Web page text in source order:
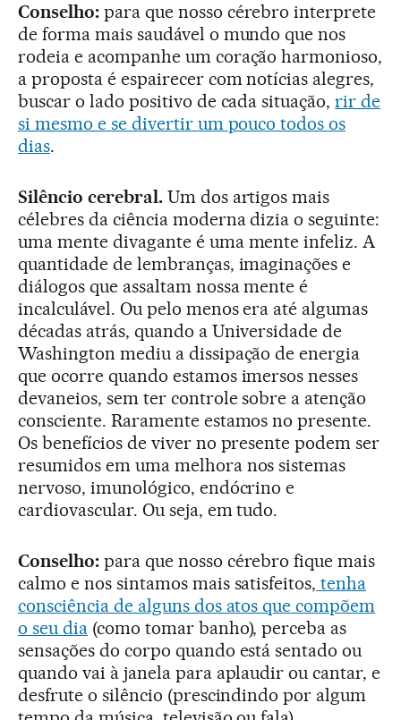
Conselho:para que nosso cérebro interprete
de forma mais saudável o mundo que nos
rodeia e acompanhe um coração harmonioso,
a proposta é espairecer com notícias alegres,
buscar o lado positivo de cada situação,rir de
si mesmo e se divertir um pouco todos os
dias.
Silêncio cerebral.Um dos artigos mais
célebres da ciência moderna dizia o seguinte:
uma mente divagante é uma mente infeliz. A
quantidade de lembranças, imaginações e
diálogos que assaltam nossa mente é
incalculável. Ou pelo menos era até algumas
décadas atrás, quando a Universidade de
Washington mediu a dissipação de energia
que ocorre quando estamos imersos nesses
devaneios, sem ter controle sobre a atenção
consciente. Raramente estamos no presente.
Os benefícios de viver no presente podem ser
resumidos em uma melhora nos sistemas
nervoso, imunológico, endócrino e
cardiovascular. Ou seja, em tudo.
Conselho:para que nosso cérebro fique mais
calmo e nos sintamos mais satisfeitos, tenha
consciência de alguns dos atos que compõem
o seu dia(como tomar banho), perceba as
sensações do corpo quando está sentado ou
quando vai à janela para aplaudir ou cantar, e
desfrute o silêncio (prescindindo por algum